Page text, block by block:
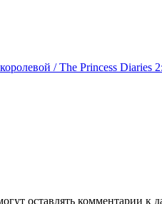
/ The Princess Diaries
оставлять комментарии к